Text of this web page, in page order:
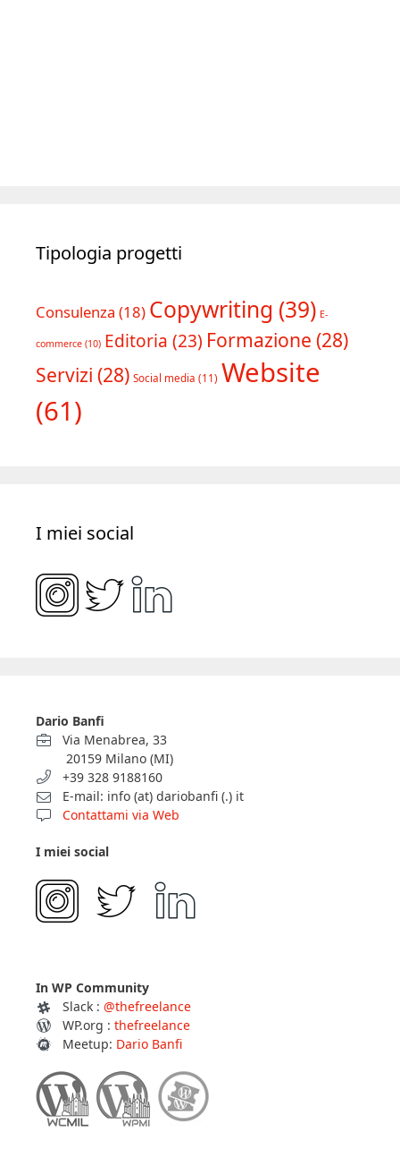
Tipologia progetti
Consulenza(18) Copywriting(39)
commerce
I miei social
Dario Banfi
Via Menabrea, 33
20159 Milano (MI)
E-mail: info (at) dariobanfi (.) it
Contattami via Web
I miei social
In WP Community
Slack :
@thefreelance
WP.org :thefreelance
Meetup:Dario Banfi